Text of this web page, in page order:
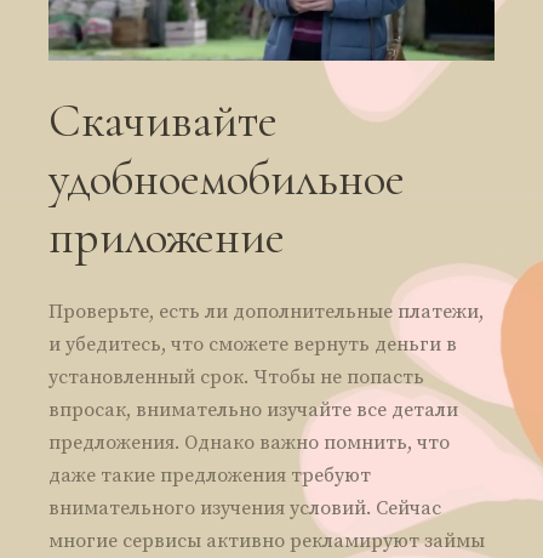
Скачивайте
удобноемобильное
приложение
Проверьте, есть ли дополнительные платежи,
и убедитесь, что сможете вернуть деньги в
установленный срок. Чтобы не попасть
впросак, внимательно изучайте все детали
предложения. Однако важно помнить, что
даже такие предложения требуют
внимательного изучения условий. Сейчас
многие сервисы активно рекламируют займы